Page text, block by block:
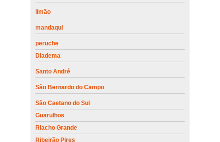
limão
mandaqui
peruche
Diadema
Santo André
São Bernardo do Campo
São Caetano do Sul
Guarulhos
Riacho Grande
Ribeirão Pires